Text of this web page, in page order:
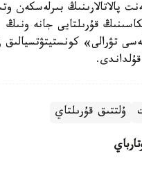
پالاتالارىنىڭ بىرلەسكەن
قۇرىلتايى جانە ونىڭ
تۋرالى»
ۇلتتىق قۇرىلتاي